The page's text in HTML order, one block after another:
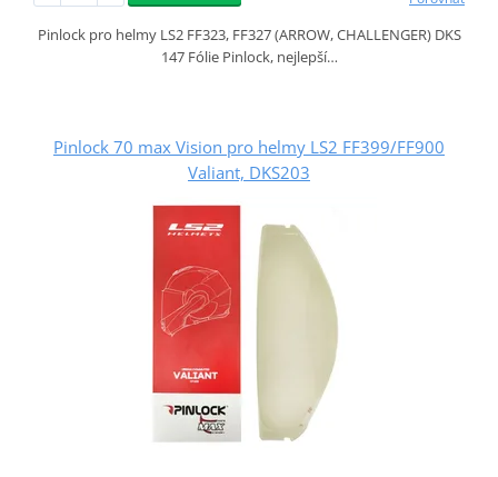
Pinlock pro helmy LS2 FF323, FF327 (ARROW, CHALLENGER) DKS
147 Fólie Pinlock, nejlepší…
Pinlock 70 max Vision pro helmy LS2 FF399/FF900
Valiant, DKS203